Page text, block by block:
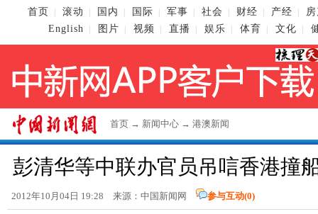
首页 滚动 国内 国际 军事 社会 财经 产经
English
图片 视频 直播 娱乐 体育 文化
首页 → 新闻中心 → 港澳新闻
彭清华等中联办官员吊唁香港撞
2012年10月04日 19:28 来源： 中国新闻网 参与互动(0)